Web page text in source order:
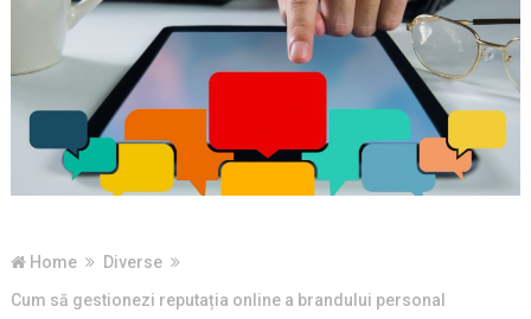
Home
Diverse
Cum să gestionezi reputația online a brandului personal